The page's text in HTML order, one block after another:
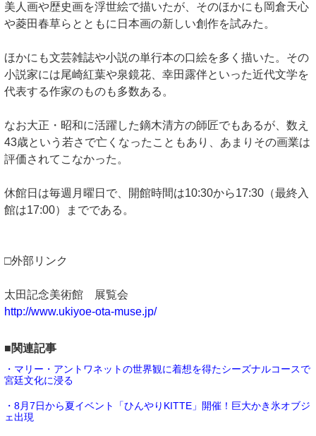
美人画や歴史画を浮世絵で描いたが、そのほかにも岡倉天心
や菱田春草らとともに日本画の新しい創作を試みた。
ほかにも文芸雑誌や小説の単行本の口絵を多く描いた。その
小説家には尾崎紅葉や泉鏡花、幸田露伴といった近代文学を
代表する作家のものも多数ある。
なお大正・昭和に活躍した鏑木清方の師匠でもあるが、数え
43歳という若さで亡くなったこともあり、あまりその画業は
評価されてこなかった。
休館日は毎週月曜日で、開館時間は10:30から17:30（最終入
館は17:00）までである。
□外部リンク
太田記念美術館 展覧会
http://www.ukiyoe-ota-muse.jp/
■関連記事
・マリー・アントワネットの世界観に着想を得たシーズナルコースで
宮廷文化に浸る
・8月7日から夏イベント「ひんやりKITTE」開催！巨大かき氷オブジ
ェ出現